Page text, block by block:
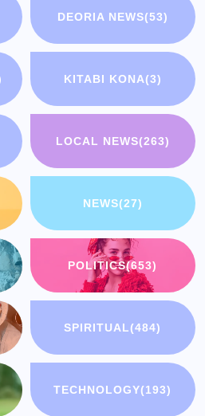
DEORIA NEWS(53)
KITABI KONA(3)
LOCAL NEWS(263)
NEWS(27)
POLITICS(653)
SPIRITUAL(484)
TECHNOLOGY(193)